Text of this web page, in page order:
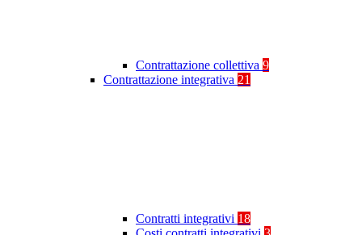
Contrattazione collettiva 9
Contrattazione integrativa 21
Contratti integrativi 18